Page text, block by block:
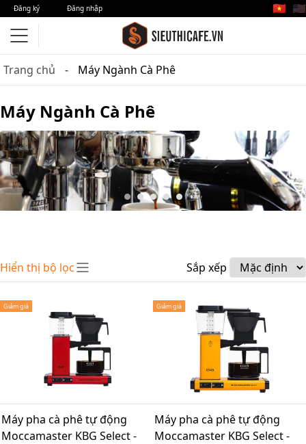
Đăng ký Đăng nhập 🇻🇳 🇺🇸
Trang chủ Máy Ngành Cà Phê
Máy Ngành Cà Phê
Hiển thị bộ lọc Sắp xếp
Giảm giá
Máy pha cà phê tự động
Moccamaster KBG Select -
Giảm giá
Máy pha cà phê tự động
Moccamaster KBG Select -